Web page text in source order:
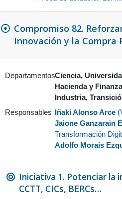
Compromiso 82.
Innovación y la Compra
DepartamentosCiencia,
Hacienda y
Industria,
Responsables Iñaki Alonso Arce(
Jaione Ganzarain
Transformación
Adolfo Morais
Iniciativa 1. Potenciar la
CCTT, CICs, BERCs…